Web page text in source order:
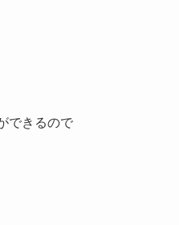
できるので